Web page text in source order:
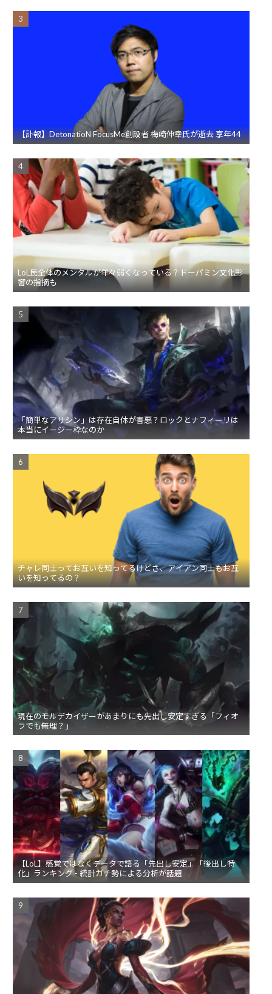
【訃報】DetonatioN FocusMe創設者 梅崎伸幸氏が逝去 享年44
LoL民全体のメンタルが年々弱くなっている？ドーパミン文化影
響の指摘も
「簡単なアサシン」は存在自体が害悪？ロックとナフィーリは
本当にイージー枠なのか
チャレ同士ってお互いを知ってるけどさ、アイアン同士もお互
いを知ってるの？
現在のモルデカイザーがあまりにも先出し安定すぎる「フィオ
ラでも無理？」
【LoL】感覚ではなくデータで語る「先出し安定」「後出し特
化」ランキング - 統計ガチ勢による分析が話題